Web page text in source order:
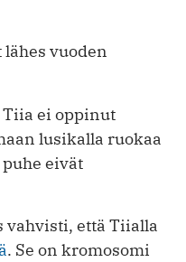
vuoden
ei oppinut
lusikalla ruokaa
eivät
että Tiialla
. Se on kromosomi